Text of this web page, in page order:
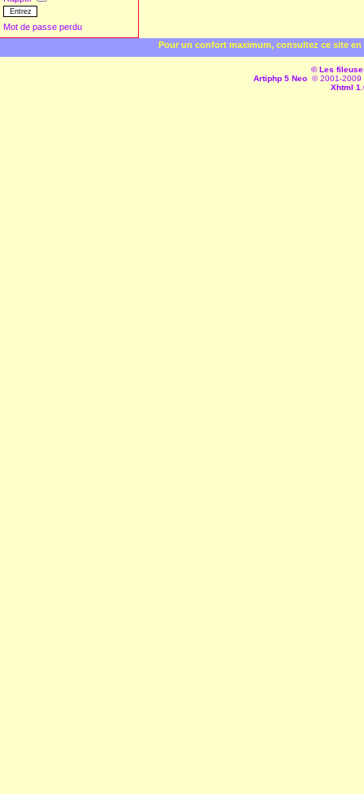
Mot de passe perdu
Pour un confort maximum, consultez ce site
© Les
Artiphp 5 Neo © 2001-2009
Xhtml